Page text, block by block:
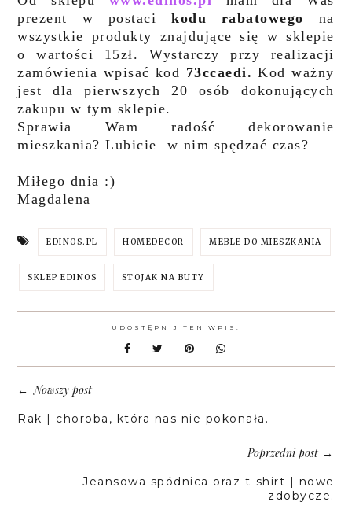
prezent w postacikodu rabatowego na
wszystkie produkty znajdujące się w sklepie
o wartości 15zł. Wystarczy przy realizacji
zamówienia wpisać kod 73ccaedi.Kod ważny
jest dla pierwszych 20 osób dokonujących
zakupu w tym sklepie.
Sprawia Wam radość dekorowanie
mieszkania? Lubicie w nim spędzać czas?
Miłego dnia :)
Magdalena
EDINOS.PL HOMEDECOR MEBLE DO MIESZKANIA
SKLEP EDINOS STOJAK NA BUTY
UDOSTĘPNIJ TEN WPIS:
←Nowszy post
Rak | choroba, która nas nie pokonała.
Poprzedni post→
Jeansowa spódnica oraz t-shirt | nowe
zdobycze.